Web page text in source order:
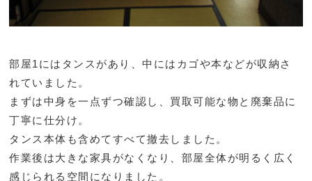
部屋1にはタンスがあり、中にはカゴや本などが収納さ
れていました。
まずは中身を一点ずつ確認し、買取可能な物と廃棄品に
丁寧に仕分け。
タンス本体も含めてすべて撤去しました。
作業後は大きな家具がなくなり、部屋全体が明るく広く
感じられる空間になりました。